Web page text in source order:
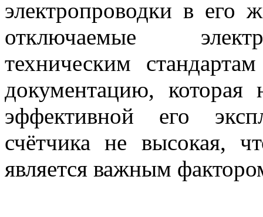
электропроводки в его
отключаемые
техническим
документацию, которая
эффективной его
счётчика не высокая,
является важным